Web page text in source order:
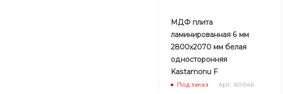
МДФ плита
ламинированная 6 мм
2800х2070 мм белая
односторонняя
Kastamonu F
Под заказ Арт.: 60046